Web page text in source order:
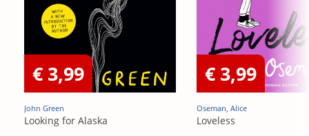
€ 3,99
John Green
Looking for Alaska
€ 3,99
Oseman, Alice
Loveless